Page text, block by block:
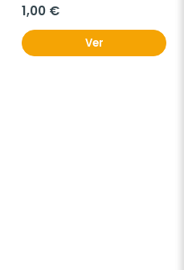
1,00 €
Ver